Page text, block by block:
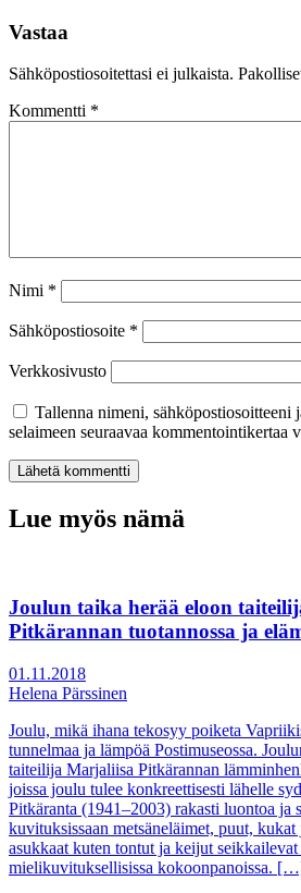
Vastaa
Sähköpostiosoitettasi ei julkaista.
Kommentti *
Nimi *
Sähköpostiosoite *
Verkkosivusto
Tallenna nimeni, sähköpostiosoitteeni
selaimeen seuraavaa kommentointikertaa
Lue myös nämä
Joulun taika herää eloon
Pitkärannan tuotannossa ja
01.11.2018
Helena Pärssinen
Joulu, mikä ihana tekosyy poiketa
tunnelmaa ja lämpöä Postimuseossa.
taiteilija Marjaliisa Pitkärannan
joissa joulu tulee konkreettisesti lähelle
Pitkäranta (1941–2003) rakasti luontoa ja
kuvituksissaan metsäneläimet, puut,
asukkaat kuten tontut ja keijut seikkailevat
mielikuvituksellisissa kokoonpanoissa.